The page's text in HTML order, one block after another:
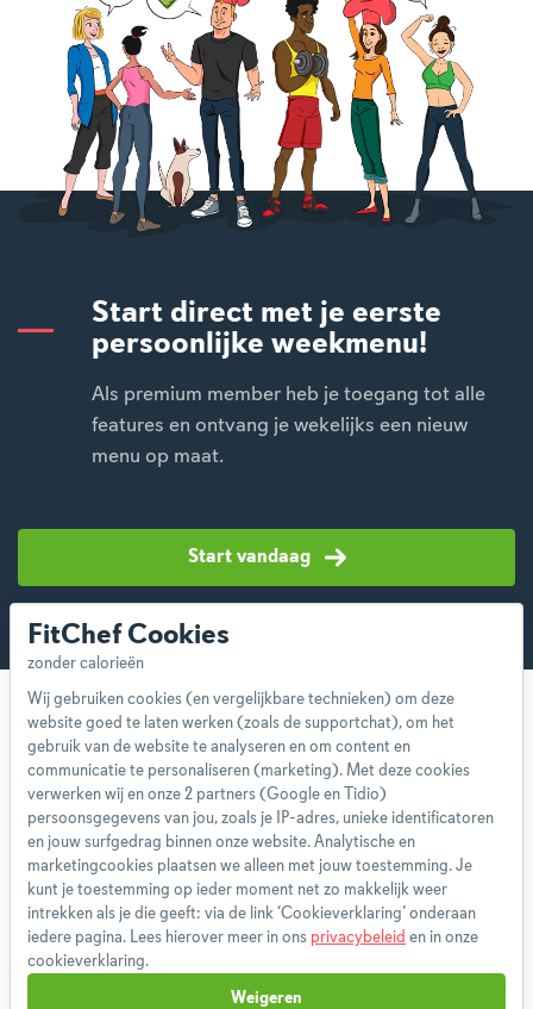
Start direct met je eerste
persoonlijke weekmenu!
Als premium member heb je toegang tot alle
features en ontvang je wekelijks een nieuw
menu op maat.
Start vandaag
Over ons
Team
App
Blog
Disclaimer
Methodologie
FitChef Cookies
Wij gebruiken cookies (en vergelijkbare technieken) om deze
website goed te laten werken (zoals de supportchat), om het
gebruik van de website te analyseren en om content en
communicatie te personaliseren (marketing). Met deze cookies
verwerken wij en onze 2 partners (Google en Tidio)
persoonsgegevens van jou, zoals je IP-adres, unieke identificatoren
en jouw surfgedrag binnen onze website. Analytische en
marketingcookies plaatsen we alleen met jouw toestemming. Je
kunt je toestemming op ieder moment net zo makkelijk weer
intrekken als je die geeft: via de link ‘Cookieverklaring’ onderaan
iedere pagina. Lees hierover meer in ons privacybeleid en in onze
cookieverklaring.
Weigeren